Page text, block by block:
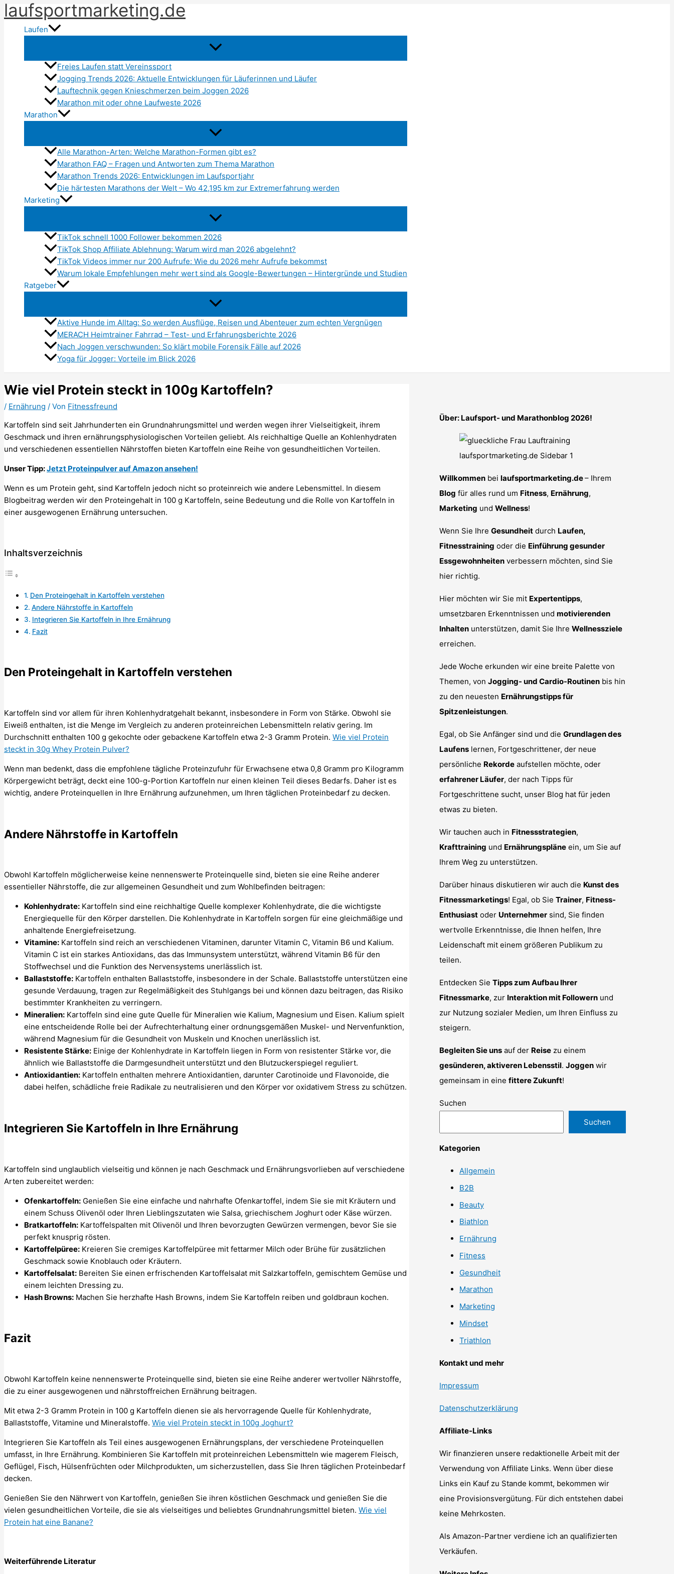
Zum
Inhalt
springen
laufsportmarketing.de
Laufen
Freies Laufen statt Vereinssport
Jogging Trends 2026: Aktuelle Entwicklungen für Läuferinnen und Läufer
Lauftechnik gegen Knieschmerzen beim Joggen 2026
Marathon mit oder ohne Laufweste 2026
Marathon
Alle Marathon-Arten: Welche Marathon-Formen gibt es?
Marathon FAQ – Fragen und Antworten zum Thema Marathon
Marathon Trends 2026: Entwicklungen im Laufsportjahr
Die härtesten Marathons der Welt – Wo 42,195 km zur Extremerfahrung werden
Marketing
TikTok schnell 1000 Follower bekommen 2026
TikTok Shop Affiliate Ablehnung: Warum wird man 2026 abgelehnt?
TikTok Videos immer nur 200 Aufrufe: Wie du 2026 mehr Aufrufe bekommst
Warum lokale Empfehlungen mehr wert sind als Google-Bewertungen – Hintergründe und Studien
Ratgeber
Aktive Hunde im Alltag: So werden Ausflüge, Reisen und Abenteuer zum echten Vergnügen
MERACH Heimtrainer Fahrrad – Test- und Erfahrungsberichte 2026
Nach Joggen verschwunden: So klärt mobile Forensik Fälle auf 2026
Yoga für Jogger: Vorteile im Blick 2026
Wie viel Protein steckt in 100g Kartoffeln?
/ Ernährung / Von Fitnessfreund
Kartoffeln sind seit Jahrhunderten ein Grundnahrungsmittel und werden wegen ihrer Vielseitigkeit, ihrem
Geschmack und ihren ernährungsphysiologischen Vorteilen geliebt. Als reichhaltige Quelle an Kohlenhydraten
und verschiedenen essentiellen Nährstoffen bieten Kartoffeln eine Reihe von gesundheitlichen Vorteilen.
Unser Tipp:Jetzt Proteinpulver auf Amazon ansehen!
Wenn es um Protein geht, sind Kartoffeln jedoch nicht so proteinreich wie andere Lebensmittel. In diesem
Blogbeitrag werden wir den Proteingehalt in 100 g Kartoffeln, seine Bedeutung und die Rolle von Kartoffeln in
einer ausgewogenen Ernährung untersuchen.
Inhaltsverzeichnis
Den Proteingehalt in Kartoffeln verstehen
Andere Nährstoffe in Kartoffeln
Integrieren Sie Kartoffeln in Ihre Ernährung
Fazit
Den Proteingehalt in Kartoffeln verstehen
Kartoffeln sind vor allem für ihren Kohlenhydratgehalt bekannt, insbesondere in Form von Stärke. Obwohl sie
Eiweiß enthalten, ist die Menge im Vergleich zu anderen proteinreichen Lebensmitteln relativ gering. Im
Durchschnitt enthalten 100 g gekochte oder gebackene Kartoffeln etwa 2-3 Gramm Protein. Wie viel Protein
steckt in 30g Whey Protein Pulver?
Wenn man bedenkt, dass die empfohlene tägliche Proteinzufuhr für Erwachsene etwa 0,8 Gramm pro Kilogramm
Körpergewicht beträgt, deckt eine 100-g-Portion Kartoffeln nur einen kleinen Teil dieses Bedarfs. Daher ist es
wichtig, andere Proteinquellen in Ihre Ernährung aufzunehmen, um Ihren täglichen Proteinbedarf zu decken.
Andere Nährstoffe in Kartoffeln
Obwohl Kartoffeln möglicherweise keine nennenswerte Proteinquelle sind, bieten sie eine Reihe anderer
essentieller Nährstoffe, die zur allgemeinen Gesundheit und zum Wohlbefinden beitragen:
Kohlenhydrate: Kartoffeln sind eine reichhaltige Quelle komplexer Kohlenhydrate, die die wichtigste
Energiequelle für den Körper darstellen. Die Kohlenhydrate in Kartoffeln sorgen für eine gleichmäßige und
anhaltende Energiefreisetzung.
Vitamine: Kartoffeln sind reich an verschiedenen Vitaminen, darunter Vitamin C, Vitamin B6 und Kalium.
Vitamin C ist ein starkes Antioxidans, das das Immunsystem unterstützt, während Vitamin B6 für den
Stoffwechsel und die Funktion des Nervensystems unerlässlich ist.
Ballaststoffe: Kartoffeln enthalten Ballaststoffe, insbesondere in der Schale. Ballaststoffe unterstützen eine
gesunde Verdauung, tragen zur Regelmäßigkeit des Stuhlgangs bei und können dazu beitragen, das Risiko
bestimmter Krankheiten zu verringern.
Mineralien: Kartoffeln sind eine gute Quelle für Mineralien wie Kalium, Magnesium und Eisen. Kalium spielt
eine entscheidende Rolle bei der Aufrechterhaltung einer ordnungsgemäßen Muskel- und Nervenfunktion,
während Magnesium für die Gesundheit von Muskeln und Knochen unerlässlich ist.
Resistente Stärke: Einige der Kohlenhydrate in Kartoffeln liegen in Form von resistenter Stärke vor, die
ähnlich wie Ballaststoffe die Darmgesundheit unterstützt und den Blutzuckerspiegel reguliert.
Antioxidantien: Kartoffeln enthalten mehrere Antioxidantien, darunter Carotinoide und Flavonoide, die
dabei helfen, schädliche freie Radikale zu neutralisieren und den Körper vor oxidativem Stress zu schützen.
Integrieren Sie Kartoffeln in Ihre Ernährung
Kartoffeln sind unglaublich vielseitig und können je nach Geschmack und Ernährungsvorlieben auf verschiedene
Arten zubereitet werden:
Ofenkartoffeln: Genießen Sie eine einfache und nahrhafte Ofenkartoffel, indem Sie sie mit Kräutern und
einem Schuss Olivenöl oder Ihren Lieblingszutaten wie Salsa, griechischem Joghurt oder Käse würzen.
Bratkartoffeln: Kartoffelspalten mit Olivenöl und Ihren bevorzugten Gewürzen vermengen, bevor Sie sie
perfekt knusprig rösten.
Kartoffelpüree: Kreieren Sie cremiges Kartoffelpüree mit fettarmer Milch oder Brühe für zusätzlichen
Geschmack sowie Knoblauch oder Kräutern.
Kartoffelsalat: Bereiten Sie einen erfrischenden Kartoffelsalat mit Salzkartoffeln, gemischtem Gemüse und
einem leichten Dressing zu.
Hash Browns: Machen Sie herzhafte Hash Browns, indem Sie Kartoffeln reiben und goldbraun kochen.
Fazit
Obwohl Kartoffeln keine nennenswerte Proteinquelle sind, bieten sie eine Reihe anderer wertvoller Nährstoffe,
die zu einer ausgewogenen und nährstoffreichen Ernährung beitragen.
Mit etwa 2-3 Gramm Protein in 100 g Kartoffeln dienen sie als hervorragende Quelle für Kohlenhydrate,
Ballaststoffe, Vitamine und Mineralstoffe. Wie viel Protein steckt in 100g Joghurt?
Integrieren Sie Kartoffeln als Teil eines ausgewogenen Ernährungsplans, der verschiedene Proteinquellen
umfasst, in Ihre Ernährung. Kombinieren Sie Kartoffeln mit proteinreichen Lebensmitteln wie magerem Fleisch,
Geflügel, Fisch, Hülsenfrüchten oder Milchprodukten, um sicherzustellen, dass Sie Ihren täglichen Proteinbedarf
decken.
Genießen Sie den Nährwert von Kartoffeln, genießen Sie ihren köstlichen Geschmack und genießen Sie die
vielen gesundheitlichen Vorteile, die sie als vielseitiges und beliebtes Grundnahrungsmittel bieten. Wie viel
Protein hat eine Banane?
Weiterführende Literatur
Über: Laufsport- und Marathonblog 2026!
Willkommen bei laufsportmarketing.de– Ihrem
Blog für alles rund um Fitness, Ernährung,
Marketing und Wellness!
Wenn Sie Ihre Gesundheit durch Laufen,
Fitnesstraining oder die Einführung gesunder
Essgewohnheiten verbessern möchten, sind Sie
hier richtig.
Hier möchten wir Sie mit Expertentipps,
umsetzbaren Erkenntnissen und motivierenden
Inhalten unterstützen, damit Sie Ihre Wellnessziele
erreichen.
Jede Woche erkunden wir eine breite Palette von
Themen, von Jogging- und Cardio-Routinen bis hin
zu den neuesten Ernährungstipps für
Spitzenleistungen.
Egal, ob Sie Anfänger sind und die Grundlagen des
Laufens lernen, Fortgeschrittener, der neue
persönliche Rekorde aufstellen möchte, oder
erfahrener Läufer, der nach Tipps für
Fortgeschrittene sucht, unser Blog hat für jeden
etwas zu bieten.
Wir tauchen auch in Fitnessstrategien,
Krafttraining und Ernährungspläne ein, um Sie auf
Ihrem Weg zu unterstützen.
Darüber hinaus diskutieren wir auch die Kunst des
Fitnessmarketings! Egal, ob Sie Trainer, Fitness-
Enthusiast oder Unternehmer sind, Sie finden
wertvolle Erkenntnisse, die Ihnen helfen, Ihre
Leidenschaft mit einem größeren Publikum zu
teilen.
Entdecken Sie Tipps zum Aufbau Ihrer
Fitnessmarke, zur Interaktion mit Followern und
zur Nutzung sozialer Medien, um Ihren Einfluss zu
steigern.
Begleiten Sie uns auf der Reise zu einem
gesünderen, aktiveren Lebensstil. Joggen wir
gemeinsam in eine fittere Zukunft!
Suchen
Suchen
Kategorien
Allgemein
B2B
Beauty
Biathlon
Ernährung
Fitness
Gesundheit
Marathon
Marketing
Mindset
Triathlon
Kontakt und mehr
Impressum
Datenschutzerklärung
Affiliate-Links
Wir finanzieren unsere redaktionelle Arbeit mit der
Verwendung von Affiliate Links. Wenn über diese
Links ein Kauf zu Stande kommt, bekommen wir
eine Provisionsvergütung. Für dich entstehen dabei
keine Mehrkosten.
Als Amazon-Partner verdiene ich an qualifizierten
Verkäufen.